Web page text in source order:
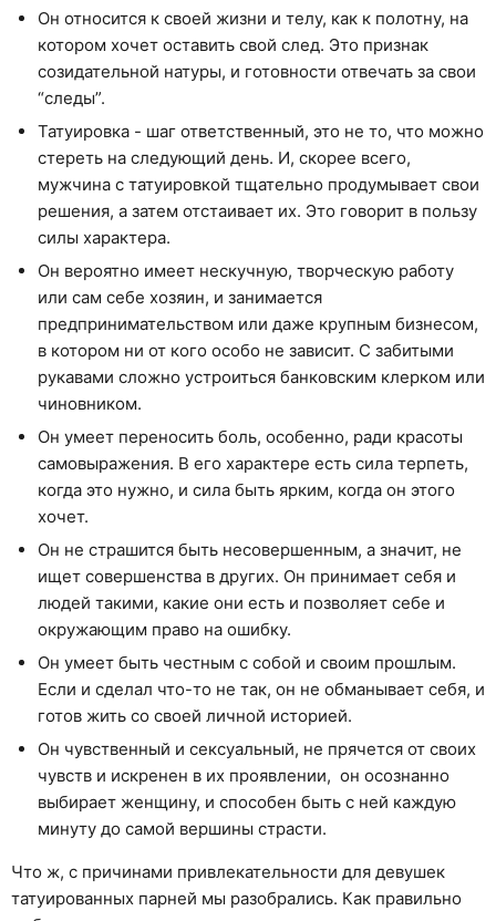
Он относится к своей жизни и телу, как к полотну, на
котором хочет оставить свой след. Это признак
созидательной натуры, и готовности отвечать за свои
“следы”.
Татуировка - шаг ответственный, это не то, что можно
стереть на следующий день. И, скорее всего,
мужчина с татуировкой тщательно продумывает свои
решения, а затем отстаивает их. Это говорит в пользу
силы характера.
Он вероятно имеет нескучную, творческую работу
или сам себе хозяин, и занимается
предпринимательством или даже крупным бизнесом,
в котором ни от кого особо не зависит. С забитыми
рукавами сложно устроиться банковским клерком или
чиновником.
Он умеет переносить боль, особенно, ради красоты
самовыражения. В его характере есть сила терпеть,
когда это нужно, и сила быть ярким, когда он этого
хочет.
Он не страшится быть несовершенным, а значит, не
ищет совершенства в других. Он принимает себя и
людей такими, какие они есть и позволяет себе и
окружающим право на ошибку.
Он умеет быть честным с собой и своим прошлым.
Если и сделал что-то не так, он не обманывает себя, и
готов жить со своей личной историей.
Он чувственный и сексуальный, не прячется от своих
чувств и искренен в их проявлении, он осознанно
выбирает женщину, и способен быть с ней каждую
минуту до самой вершины страсти.
Что ж, с причинами привлекательности для девушек
татуированных парней мы разобрались. Как правильно